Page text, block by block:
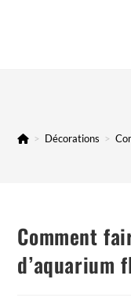
> Décorations >
Comment
d’aquarium